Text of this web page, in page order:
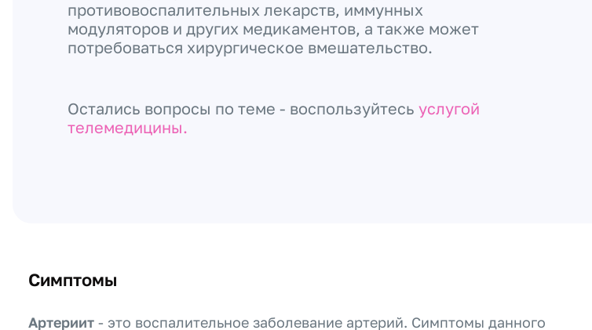
противовоспалительных лекарств, иммунных
модуляторов и других медикаментов, а также может
потребоваться хирургическое вмешательство.
Остались вопросы по теме - воспользуйтесь услугой
телемедицины.
Симптомы
Артериит - это воспалительное заболевание артерий. Симптомы данного